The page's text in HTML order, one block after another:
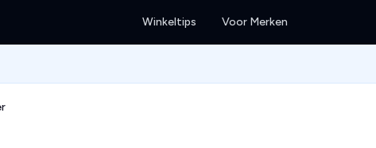
Winkeltips Voor Merken